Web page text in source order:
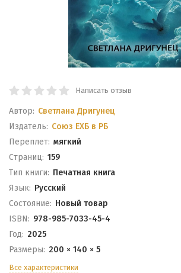
Написать отзыв
Автор: Светлана Дригунец
Издатель: Союз ЕХБ в РБ
Переплет: мягкий
Cтраниц: 159
Тип книги: Печатная книга
Язык: Русский
Состояние: Новый товар
ISBN: 978-985-7033-45-4
Год: 2025
Размеры: 200 × 140 × 5
Все характеристики